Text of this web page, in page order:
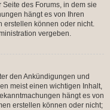
des Forums, in dem sie
hängt es von Ihren
erstellen können oder nicht.
vergeben.
den Ankündigungen und
meist einen wichtigen Inhalt,
hängt es von
erstellen können oder nicht;